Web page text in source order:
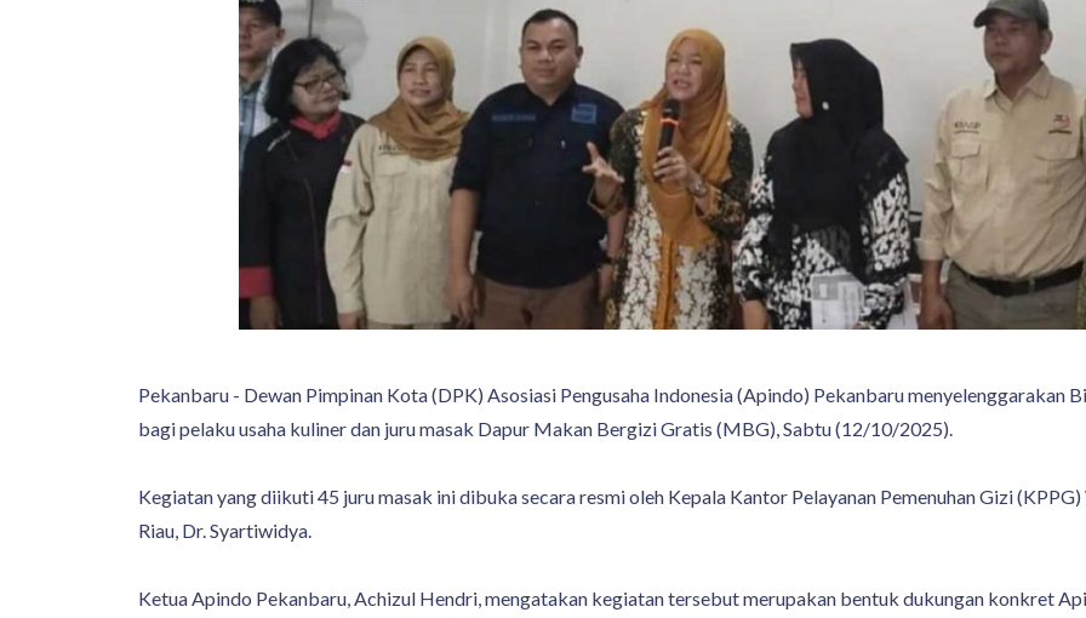
Pekanbaru - Dewan Pimpinan Kota (DPK) Asosiasi Pengusaha Indonesia (Apindo) Pekanbaru menyelenggarakan
bagi pelaku usaha kuliner dan juru masak Dapur Makan Bergizi Gratis (MBG), Sabtu (12/10/2025).
Kegiatan yang diikuti 45 juru masak ini dibuka secara resmi oleh Kepala Kantor Pelayanan Pemenuhan Gizi
Riau, Dr. Syartiwidya.
Ketua Apindo Pekanbaru, Achizul Hendri, mengatakan kegiatan tersebut merupakan bentuk dukungan konkret